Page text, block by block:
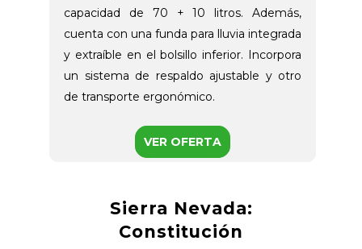
capacidad de 70 + 10 litros. Además,
cuenta con una funda para lluvia integrada
y extraíble en el bolsillo inferior. Incorpora
un sistema de respaldo ajustable y otro
de transporte ergonómico.
VER OFERTA
Sierra Nevada:
Constitución